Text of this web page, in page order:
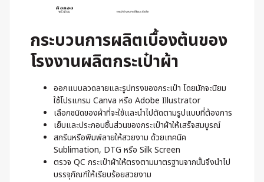
กระบวนการผลิตเบื้องต้นของ
โรงงานผลิตกระเป๋าผ้า
ออกแบบลวดลายและรูปทรงของกระเป๋า โดยมักจะนิยม
ใช้โปรแกรม Canva หรือ Adobe Illustrator
เลือกชนิดของผ้าที่จะใช้และนำไปตัดตามรูปแบบที่ต้องการ
เย็บและประกอบชิ้นส่วนของกระเป๋าผ้าให้เสร็จสมบูรณ์
สกรีนหรือพิมพ์ลายให้สวยงาม ด้วยเทคนิค
Sublimation, DTG หรือ Silk Screen
ตรวจ QC กระเป๋าผ้าให้ตรงตามมาตรฐานจากนั้นจึงนำไป
บรรจุภัณฑ์ให้เรียบร้อยสวยงาม